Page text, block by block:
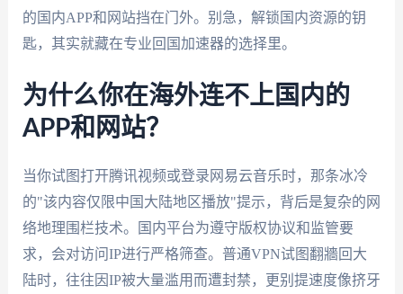
的国内APP和网站挡在门外。别急，解锁国内资源的钥
匙，其实就藏在专业回国加速器的选择里。
为什么你在海外连不上国内的
APP和网站？
当你试图打开腾讯视频或登录网易云音乐时，那条冰冷
的"该内容仅限中国大陆地区播放"提示，背后是复杂的网
络地理围栏技术。国内平台为遵守版权协议和监管要
求，会对访问IP进行严格筛查。普通VPN试图翻牆回大
陆时，往往因IP被大量滥用而遭封禁，更别提速度像挤牙